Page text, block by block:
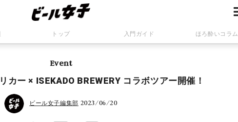
トップ 入門ガイド ほろ酔いコラム
Event
カー × ISEKADO BREWERY コラボツアー開催！
ビール女子編集部 2023/06/20